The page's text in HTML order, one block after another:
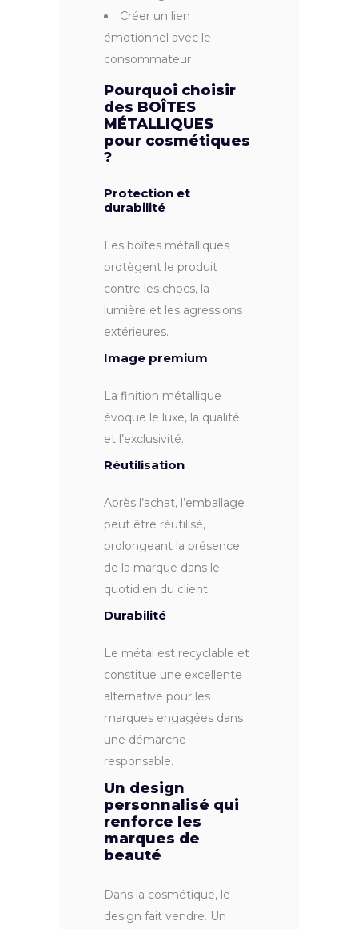
Créer un lien
émotionnel avec le
consommateur
Pourquoi choisir
des BOÎTES
MÉTALLIQUES
pour cosmétiques
?
Protection et
durabilité
Les boîtes métalliques
protègent le produit
contre les chocs, la
lumière et les agressions
extérieures.
Image premium
La finition métallique
évoque le luxe, la qualité
et l’exclusivité.
Réutilisation
Après l’achat, l’emballage
peut être réutilisé,
prolongeant la présence
de la marque dans le
quotidien du client.
Durabilité
Le métal est recyclable et
constitue une excellente
alternative pour les
marques engagées dans
une démarche
responsable.
Un design
personnalisé qui
renforce les
marques de
beauté
Dans la cosmétique, le
design fait vendre. Un